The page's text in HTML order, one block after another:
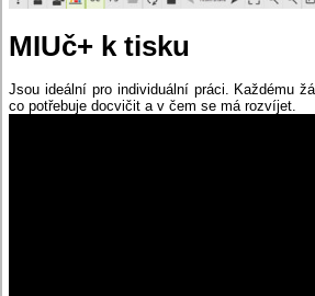
MIUč+ k tisku
Jsou ideální pro individuální práci. Každému
co potřebuje docvičit a v čem se má rozvíjet.